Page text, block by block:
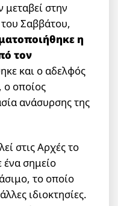
μεταβεί στην
Σαββάτου,
η
τον
και ο αδελφός
ο οποίος
ανάσυρσης της
στις Αρχές το
ένα σημείο
το οποίο
ιδιοκτησίες.